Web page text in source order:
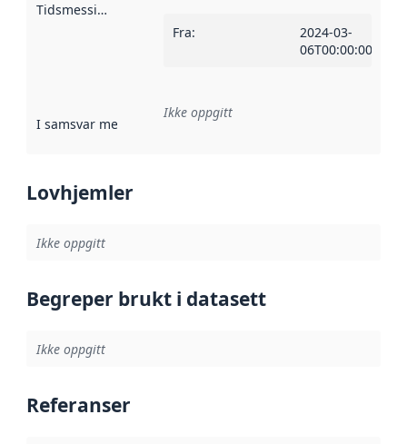
Tidsmessig avgrensning
Fra:
2024-03-
06T00:00:00Z
I samsvar med Referanse til en implementasjonsregel
Ikke oppgitt
Lovhjemler
Ikke oppgitt
Begreper brukt i datasett
Ikke oppgitt
Referanser